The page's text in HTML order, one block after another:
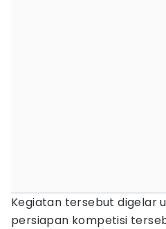
Kegiatan tersebut digelar
persiapan kompetisi